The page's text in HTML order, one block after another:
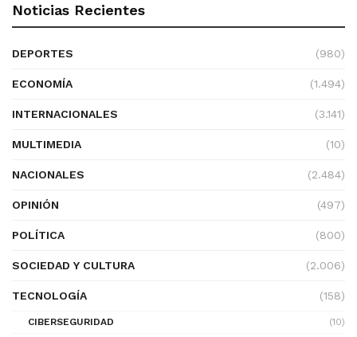
Noticias Recientes
DEPORTES (980)
ECONOMÍA (1.494)
INTERNACIONALES (3.141)
MULTIMEDIA (10)
NACIONALES (2.484)
OPINIÓN (497)
POLÍTICA (800)
SOCIEDAD Y CULTURA (2.006)
TECNOLOGÍA (158)
CIBERSEGURIDAD
(10)